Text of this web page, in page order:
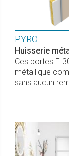
PYRO
Huisserie
Ces portes
métallique
sans aucun